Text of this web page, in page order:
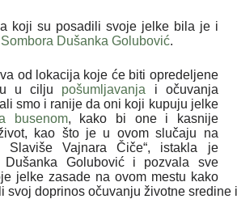
koji su posadili svoje jelke bila je i
Sombora Dušanka Golubović.
od lokacija koje će biti opredeljene
u cilju pošumljavanja i očuvanja
smo i ranije da oni koji kupuju jelke
busenom, kako bi one i kasnije
kao što je u ovom slučaju na
Vajnara Čiče“, istakla je
Dušanka Golubović i pozvala sve
jelke zasade na ovom mestu kako
svoj doprinos očuvanju životne sredine